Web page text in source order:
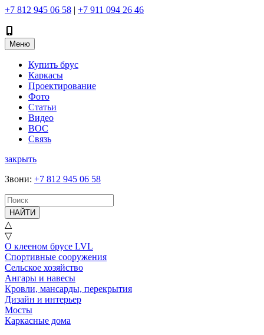
+7 812 945 06 58 | +7 911 094 26 46
Меню
Купить брус
Каркасы
Проектирование
Фото
Статьи
Видео
ВОС
Связь
закрыть
Звони: +7 812 945 06 58
НАЙТИ
△
▽
О клееном брусе LVL
Спортивные сооружения
Сельское хозяйство
Ангары и навесы
Кровли, мансарды, перекрытия
Дизайн и интерьер
Мосты
Каркасные дома